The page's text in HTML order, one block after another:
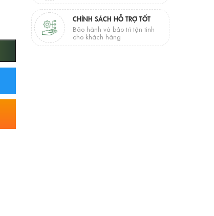
CHÍNH SÁCH HỖ TRỢ TỐT
Bảo hành và bảo trì tận tình
cho khách hàng